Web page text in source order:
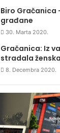
Biro Gračanica
građane
30. Marta 2020.
Gračanica: Iz
stradala
8. Decembra 2020.